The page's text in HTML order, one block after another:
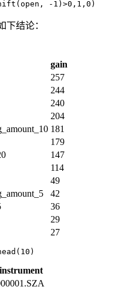
下结论：
gain
257
244
240
204
181
179
147
114
49
42
36
29
27
instrument